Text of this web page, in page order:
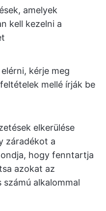
amelyek
kell kezelni a
kérje meg
mellé írják be
elkerülése
záradékot a
hogy fenntartja
azokat az
alkalommal